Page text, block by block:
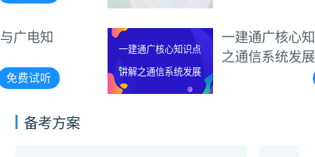
讲解之通信系统发展
一建通广核心知识点讲解
之通信系统发展
备考方案